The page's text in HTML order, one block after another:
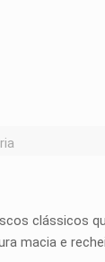
clássicos
macia e